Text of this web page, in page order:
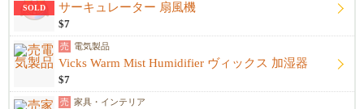
SOLD サーキュレーター 扇風機
$7
売 電気製品
Vicks Warm Mist Humidifier ヴィックス 加湿器
$7
売 家具・インテリア